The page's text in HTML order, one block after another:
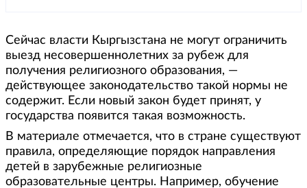
Сейчас власти Кыргызстана не могут ограничить
выезд несовершеннолетних за рубеж для
получения религиозного образования, —
действующее законодательство такой нормы не
содержит. Если новый закон будет принят, у
государства появится такая возможность.
В материале отмечается, что в стране существуют
правила, определяющие порядок направления
детей в зарубежные религиозные
образовательные центры. Например, обучение